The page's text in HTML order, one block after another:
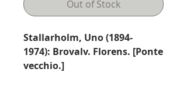
Out of Stock
Stallarholm, Uno (1894-
1974): Brovalv. Florens. [Ponte
vecchio.]